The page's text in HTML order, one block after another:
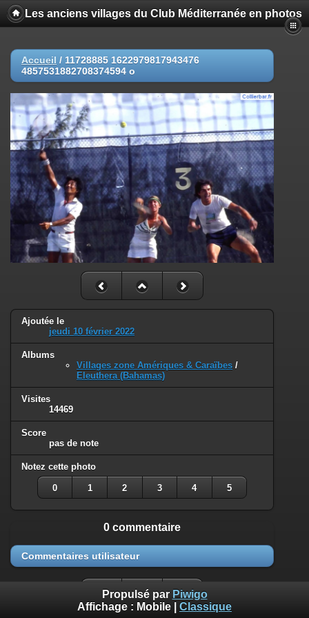
Les anciens villages du Club Méditerranée en photos
Accueil / 11728885 1622979817943476
4857531882708374594 o
Ajoutée le
jeudi 10 février 2022
Albums
Villages zone Amériques & Caraïbes /
Eleuthera (Bahamas)
Visites
14469
Score
pas de note
Notez cette photo
0 1 2 3 4 5
0 commentaire
Commentaires utilisateur
Propulsé par Piwigo
Affichage : Mobile Classique